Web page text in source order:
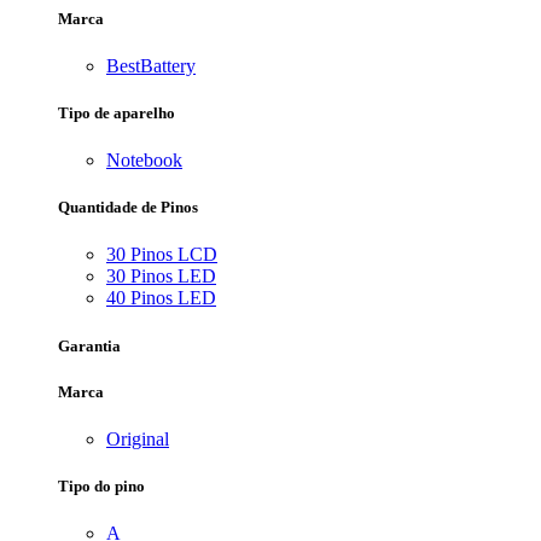
Marca
BestBattery
Tipo de aparelho
Notebook
Quantidade de Pinos
30 Pinos LCD
30 Pinos LED
40 Pinos LED
Garantia
Marca
Original
Tipo do pino
A